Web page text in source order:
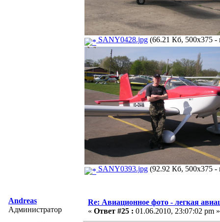
SANY0428.jpg (66.21 Кб, 500x375 -
SANY0393.jpg (92.92 Кб, 500x375 -
Andreas
Администратор
Re: Авиационное фото - легкая
« Ответ #25 : 01.06.2010, 23:07:02 pm »